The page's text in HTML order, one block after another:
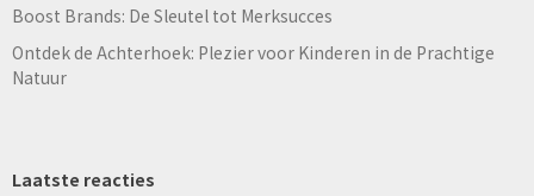
Boost Brands: De Sleutel tot Merksucces
Ontdek de Achterhoek: Plezier voor Kinderen in de Prachtige
Natuur
Laatste reacties